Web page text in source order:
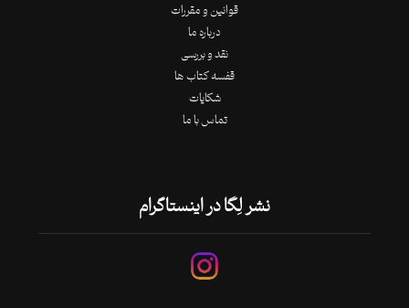
قوانین و مقررات
درباره ما
نقد و بررسی
قفسه کتاب ها
شکایات
تماس با ما
نشر لِگا در اینستاگرام